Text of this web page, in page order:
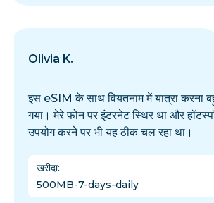
Olivia K.
इस eSIM के साथ वियतनाम में यात्रा करना
गया। मेरे फोन पर इंटरनेट स्थिर था और
उपयोग करने पर भी यह ठीक चल रहा था।
खरीदा:
500MB-7-days-daily